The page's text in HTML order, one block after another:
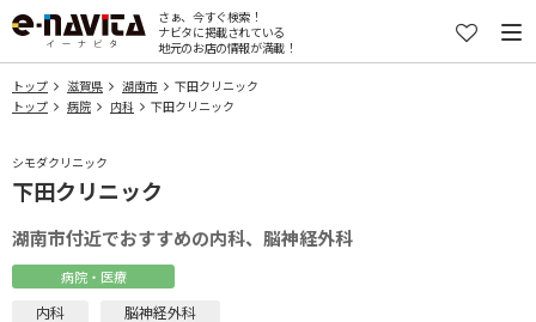
さぁ、今すぐ検索！
ナビタに掲載されている
地元のお店の情報が満載！
トップ 滋賀県 湖南市
下田クリニック
トップ
病院 内科 下田クリニック
シモダクリニック
下田クリニック
湖南市付近でおすすめの内科、脳神経外科
病院・医療
内科 脳神経外科